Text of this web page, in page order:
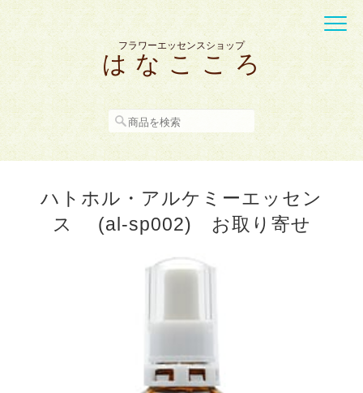
フラワーエッセンスショップ
は な こ こ ろ
ハトホル・アルケミーエッセン
ス (al-sp002) お取り寄せ